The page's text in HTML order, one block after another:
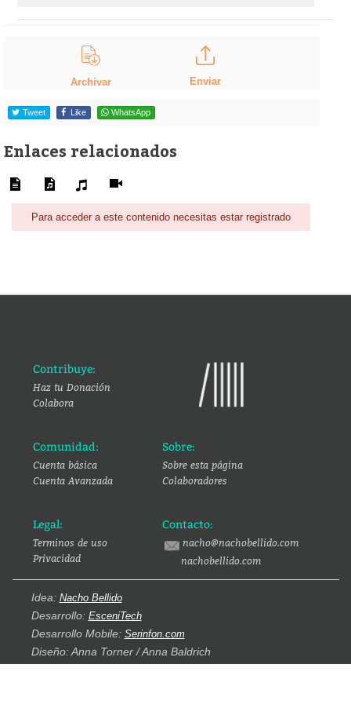
Archivar Enviar
Tweet Like WhatsApp
Enlaces relacionados
Para acceder a este contenido necesitas estar registrado
Contribuye:
Haz tu Donación
Colabora
Comunidad:
Cuenta básica
Cuenta Avanzada
Sobre:
Sobre esta página
Colaboradores
Legal:
Terminos de uso
Privacidad
Contacto:
nacho@nachobellido.com
nachobellido.com
Idea: Nacho Bellido
Desarrollo: EsceniTech
Desarrollo Mobile: Serinfon.com
Diseño: Anna Torner / Anna Baldrich